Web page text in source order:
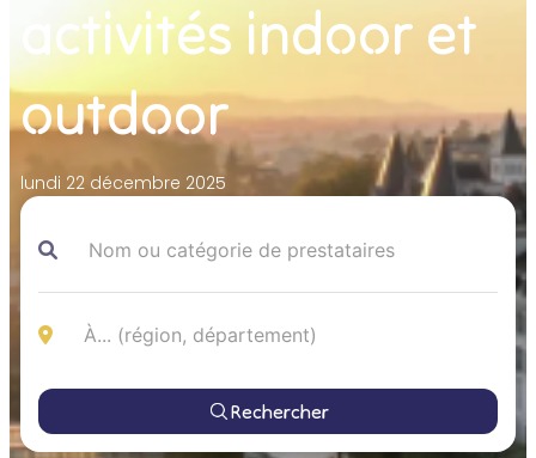
activités indoor et
outdoor
lundi 22 décembre 2025
Rechercher